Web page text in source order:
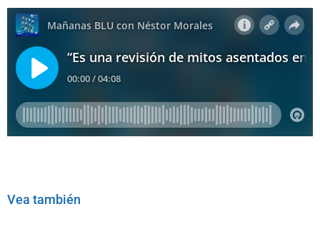
Vea también